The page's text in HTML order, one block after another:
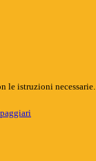
le istruzioni necessarie.